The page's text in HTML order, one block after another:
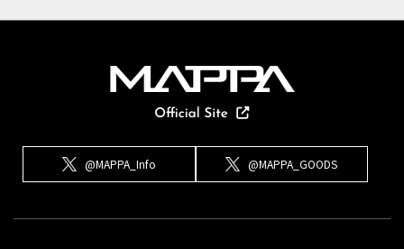
@MAPPA_Info @MAPPA_GOODS